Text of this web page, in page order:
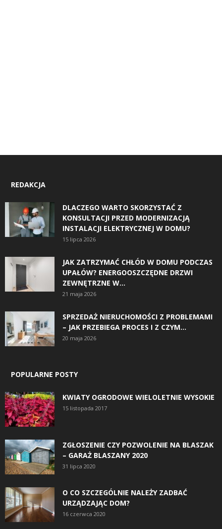
REDAKCJA
DLACZEGO WARTO SKORZYSTAĆ Z
KONSULTACJI PRZED MODERNIZACJĄ
INSTALACJI ELEKTRYCZNEJ W DOMU?
15 lipca 2026
JAK ZATRZYMAĆ CHŁÓD W DOMU PODCZAS
UPAŁÓW? ENERGOOSZCZĘDNE DRZWI
ZEWNĘTRZNE W...
21 maja 2026
SPRZEDAŻ NIERUCHOMOŚCI Z PROBLEMAMI
– JAK PRZEBIEGA PROCES I Z CZYM...
20 maja 2026
POPULARNE POSTY
KWIATY OGRODOWE WIELOLETNIE WYSOKIE
15 listopada 2017
ZGŁOSZENIE CZY POZWOLENIE NA BLASZAK
– GARAŻ BLASZANY 2020
31 lipca 2020
O CO SZCZEGÓLNIE NALEŻY ZADBAĆ
URZĄDZAJĄC DOM?
16 czerwca 2020